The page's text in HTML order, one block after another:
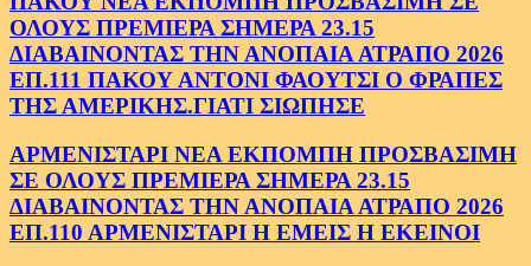
ΟΛΟΥΣ ΠΡΕΜΙΕΡΑ ΣΗΜΕΡΑ 23.15
ΔΙΑΒΑΙΝΟΝΤΑΣ ΤΗΝ ΑΝΟΠΑΙΑ ΑΤΡΑΠΟ 2026
ΕΠ.111 ΠΑΚΟΥ ΑΝΤΟΝΙ ΦΑΟΥΤΣΙ Ο ΦΡΑΠΕΣ
ΤΗΣ ΑΜΕΡΙΚΗΣ.ΓΙΑΤΙ ΣΙΩΠΗΣΕ
ΑΡΜΕΝΙΣΤΑΡΙ ΝΕΑ ΕΚΠΟΜΠΗ ΠΡΟΣΒΑΣΙΜΗ
ΣΕ ΟΛΟΥΣ ΠΡΕΜΙΕΡΑ ΣΗΜΕΡΑ 23.15
ΔΙΑΒΑΙΝΟΝΤΑΣ ΤΗΝ ΑΝΟΠΑΙΑ ΑΤΡΑΠΟ 2026
ΕΠ.110 ΑΡΜΕΝΙΣΤΑΡΙ Η ΕΜΕΙΣ Η ΕΚΕΙΝΟΙ